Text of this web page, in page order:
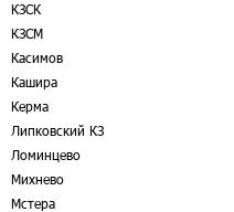
КЗСК
КЗСМ
Касимов
Кашира
Керма
Липковский КЗ
Ломинцево
Михнево
Мстера